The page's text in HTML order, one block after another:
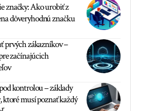
značky: Ako urobiť z
dôveryhodnú značku
prvých zákazníkov –
začínajúcich
kontrolou – základy
ktoré musí poznať každý